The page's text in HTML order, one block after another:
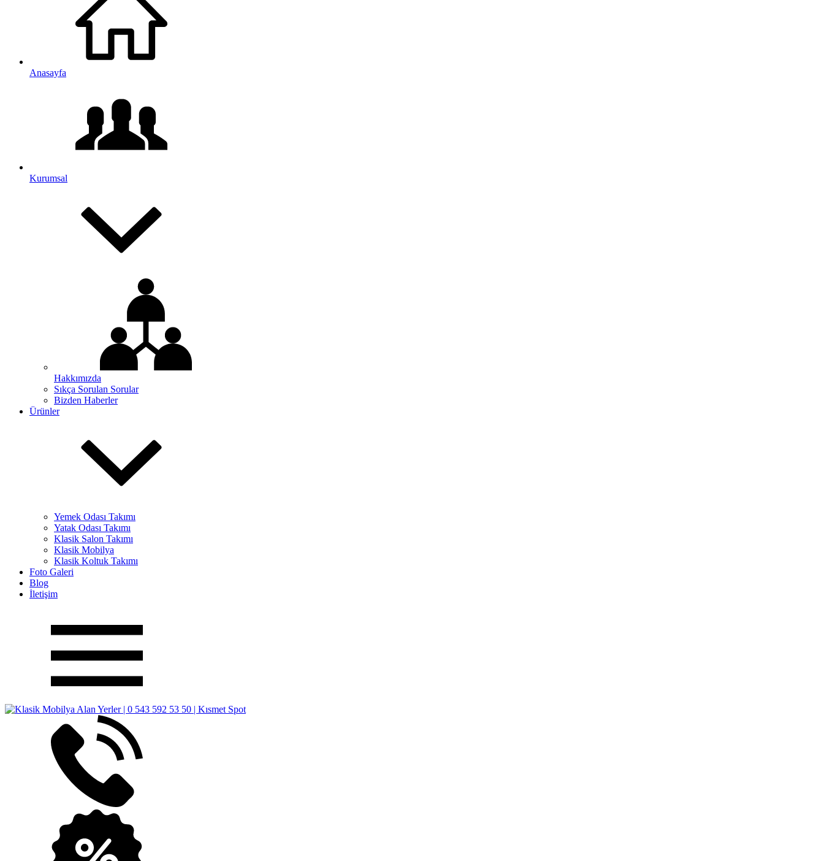
Anasayfa
Kurumsal
Hakkımızda
Sıkça Sorulan Sorular
Bizden Haberler
Ürünler
Yemek Odası Takımı
Yatak Odası Takımı
Klasik Salon Takımı
Klasik Mobilya
Klasik Koltuk Takımı
Foto Galeri
Blog
İletişim